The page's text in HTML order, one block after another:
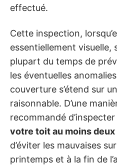
effectué.
Cette inspection,
essentiellement visuelle,
plupart du temps de
les éventuelles
couverture s’étend sur
raisonnable. D’une
recommandé
votre toit au moins deux
d’éviter les mauvaises
printemps et à la fin de